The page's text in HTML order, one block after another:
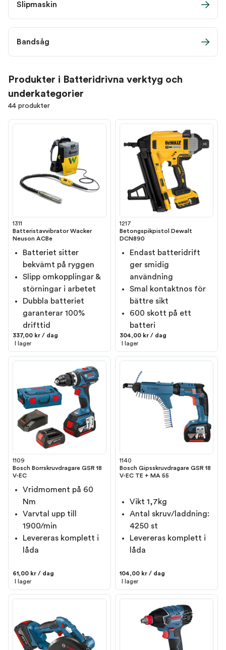
Slipmaskin
Bandsåg
Produkter i Batteridrivna verktyg och
underkategorier
44 produkter
1311
Batteristavvibrator Wacker
Neuson ACBe
Batteriet sitter
bekvämt på ryggen
Slipp omkopplingar &
störningar i arbetet
Dubbla batteriet
garanterar 100%
drifttid
337,00 kr / dag
I lager
1217
Betongspikpistol Dewalt
DCN890
Endast batteridrift
ger smidig
användning
Smal kontaktnos för
bättre sikt
600 skott på ett
batteri
304,00 kr / dag
I lager
1109
Bosch Borrskruvdragare GSR 18
V-EC
Vridmoment på 60
Nm
Varvtal upp till
1900/min
Levereras komplett i
låda
61,00 kr / dag
I lager
1140
Bosch Gipsskruvdragare GSR 18
V-EC TE + MA 55
Vikt 1,7kg
Antal skruv/laddning:
4250 st
Levereras komplett i
låda
104,00 kr / dag
I lager